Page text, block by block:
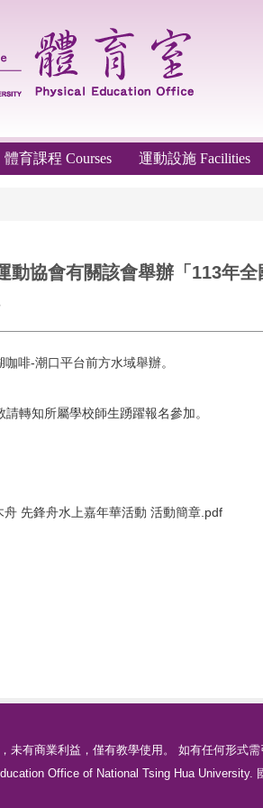
體育課程 Courses 運動設施 Facilities
動協會有關該會舉辦「113年
啡-潮口平台前方水域舉辦。
轉知所屬學校師生踴躍報名參加。
先鋒舟水上嘉年華活動 活動簡章.pdf
有商業利益，僅有教學使用。 如有任何形式
Office of National Tsing Hua